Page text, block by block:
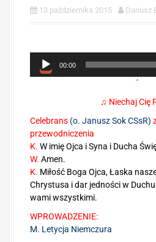
13 października 2015 Dariusz
r
z
a
c
z
p
l
i
k
00:00
’
♫ Niechaj Cię
Celebrans (o. Janusz Sok CSsR)
przewodniczenia
K. W imię Ojca i Syna i Ducha
W. Amen.
K. Miłość Boga Ojca, Łaska
Chrystusa i dar jedności w
wami wszystkimi.
WPROWADZENIE:
M. Letycja Niemczura